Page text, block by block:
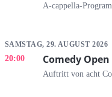
A-cappella-
SAMSTAG, 29. AUGUST 2026
20:00 Comedy
Auftritt von acht